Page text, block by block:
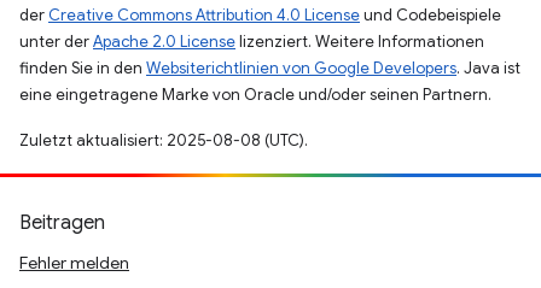
der Creative Commons Attribution 4.0 Licenseund Codebeispiele
unter derApache 2.0 Licenselizenziert. Weitere Informationen
finden Sie in den Websiterichtlinien von Google Developers. Java ist
eine eingetragene Marke von Oracle und/oder seinen Partnern.
Zuletzt aktualisiert: 2025-08-08 (UTC).
Beitragen
Fehler melden